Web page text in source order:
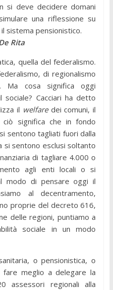
si deve decidere domani
una riflessione su
sistema pensionistico.
Rita
quella del federalismo.
di regionalismo
Ma cosa significa oggi
Cacciari ha detto
il welfaredei comuni, il
significa che in fondo
sentono tagliati fuori dalla
si sentono esclusi soltanto
di tagliare 4.000 o
agli enti locali o si
modo di pensare oggi il
al decentramento,
proprie del decreto 616,
delle regioni, puntiamo a
sociale in un modo
o pensionistica, o
fare meglio a delegare la
assessori regionali alla